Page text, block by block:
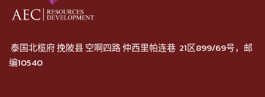
泰国北榄府 挽陂县 空啊四路 仲西里帕连巷 21区899/69号，邮
编10540